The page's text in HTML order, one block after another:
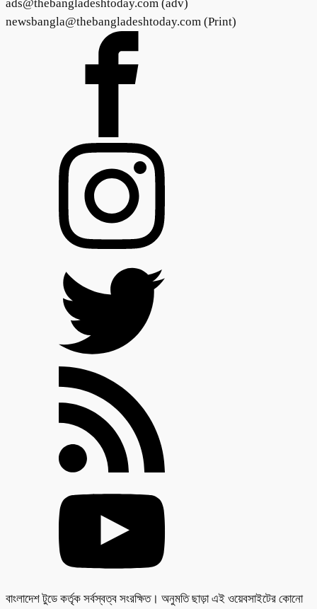
ads@thebangladeshtoday.com (adv)
newsbangla@thebangladeshtoday.com (Print)
বাংলাদেশ টুডে কর্তৃক সর্বস্বত্ব সংরক্ষিত। অনুমতি ছাড়া এই ওয়েবসাইটের কোনো